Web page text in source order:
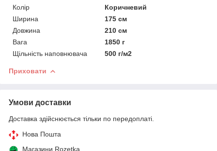
Колір
Коричневий
Ширина
175 см
Довжина
210 см
Вага
1850 г
Щільність наповнювача
500 г/м2
Приховати
Умови доставки
Доставка здійснюється тільки по передоплаті.
Нова Пошта
Магазини Rozetka